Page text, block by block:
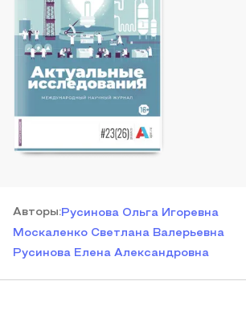
Авторы:Русинова Ольга Игоревна
Москаленко Светлана Валерьевна
Русинова Елена Александровна